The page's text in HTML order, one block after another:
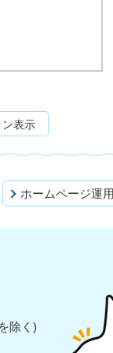
ン表示
ホームページ運
除く)